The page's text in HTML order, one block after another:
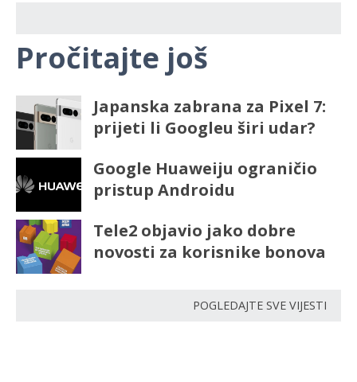
Pročitajte još
Japanska zabrana za Pixel 7:
prijeti li Googleu širi udar?
Google Huaweiju ograničio
pristup Androidu
Tele2 objavio jako dobre
novosti za korisnike bonova
POGLEDAJTE SVE VIJESTI